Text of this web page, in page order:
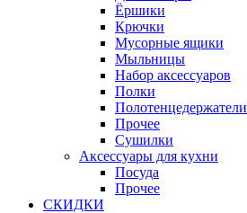
Ёршики
Крючки
Мусорные ящики
Мыльницы
Набор аксессуаров
Полки
Полотенцедержатели
Прочее
Сушилки
Аксессуары для кухни
Посуда
Прочее
СКИДКИ